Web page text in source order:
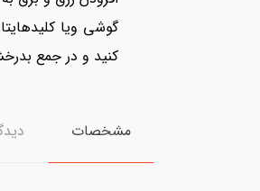
گوشی ویا
کنید و در جمع
مشخصات